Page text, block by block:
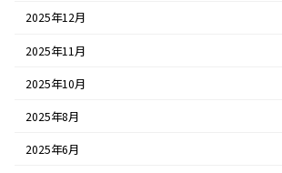
2025年12月
2025年11月
2025年10月
2025年8月
2025年6月